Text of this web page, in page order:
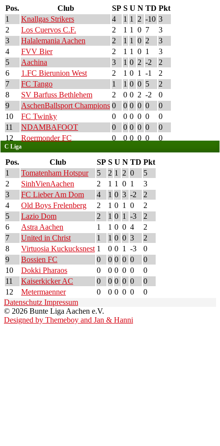
Pos. Club SP S U N TD Pkt
1
Knallgas Strikers 4 1 1 2 -10 3
2
Los Cuervos C.F. 2 1 1 0 7
3
3
Halalemania Aachen 2 1 1 0 2
3
4
FVV Bier 2 1 1 0 1
3
5
Aachina 3 1 0 2 -2
2
6
1.FC Bierunion West 2 1 0 1 -1
2
7
FC Tango 1 1 0 0 5
2
8
SV Barfuss Bethlehem 2 0 0 2 -2
0
9
AschenBallsport Champions 0 0 0 0 0
0
10
FC Twinky 0 0 0 0 0
0
11
NDAMBAFOOT 0 0 0 0 0
0
12
Roermonder FC 0 0 0 0 0 0
C Liga
Pos. Club SP S U N TD Pkt
1
Tomatenham Hotspur 5 2 1 2 0
5
2
SinhVienAachen 2 1 1 0 1
3
3
FC Lieber Am Dom 4 1 0 3 -2
2
4
Old Boys Frelenberg 2 1 0 1 0
2
5
Lazio Dom 2 1 0 1 -3
2
6
Astra Aachen 1 1 0 0 4
2
7
United in Christ 1 1 0 0 3
2
8
Virtuosia Kuckucksnest 1 0 0 1 -3
0
9
Bossien FC 0 0 0 0 0
0
10
Dokki Pharaos 0 0 0 0 0
0
11
Kaiserkicker AC 0 0 0 0 0
0
12
Metermaenner 0 0 0 0 0
0
Datenschutz Impressum
© 2026 Bunte Liga Aachen e.V.
Designed by Themeboy and Jan & Hanni